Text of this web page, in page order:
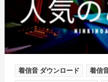
着信音 ダウンロード 着信